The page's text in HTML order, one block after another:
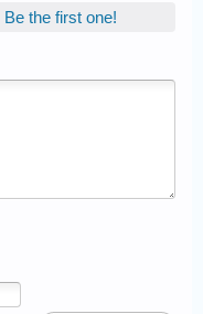
Be the first one!